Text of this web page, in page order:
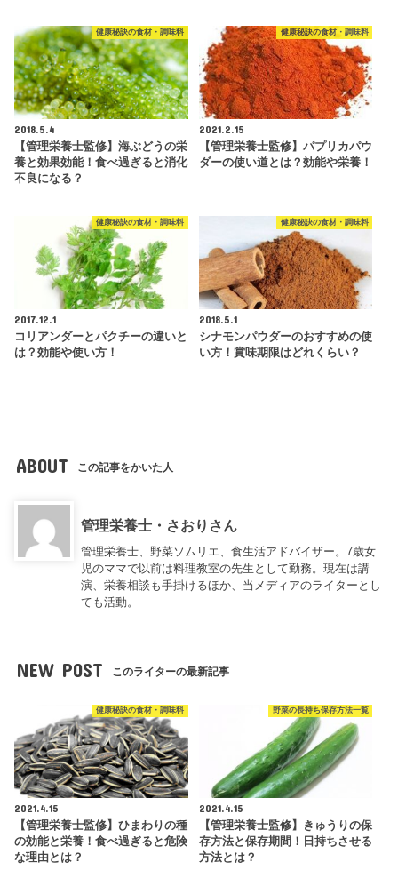
健康秘訣の食材・調味料
2018.5.4
【管理栄養士監修】海ぶどうの栄
養と効果効能！食べ過ぎると消化
不良になる？
健康秘訣の食材・調味料
2021.2.15
【管理栄養士監修】パプリカパウ
ダーの使い道とは？効能や栄養！
健康秘訣の食材・調味料
2017.12.1
コリアンダーとパクチーの違いと
は？効能や使い方！
健康秘訣の食材・調味料
2018.5.1
シナモンパウダーのおすすめの使
い方！賞味期限はどれくらい？
ABOUT この記事をかいた人
管理栄養士・さおりさん
管理栄養士、野菜ソムリエ、食生活アドバイザー。7歳女
児のママで以前は料理教室の先生として勤務。現在は講
演、栄養相談も手掛けるほか、当メディアのライターとし
ても活動。
NEW POST このライターの最新記事
健康秘訣の食材・調味料
2021.4.15
【管理栄養士監修】ひまわりの種
の効能と栄養！食べ過ぎると危険
な理由とは？
野菜の長持ち保存方法一覧
2021.4.15
【管理栄養士監修】きゅうりの保
存方法と保存期間！日持ちさせる
方法とは？